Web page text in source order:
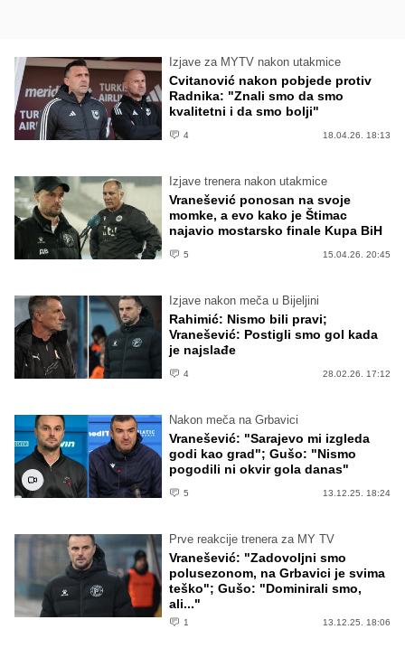
Izjave za MYTV nakon utakmice
Cvitanović nakon pobjede protiv
Radnika: "Znali smo da smo
kvalitetni i da smo bolji"
4 18.04.26. 18:13
Izjave trenera nakon utakmice
Vranešević ponosan na svoje
momke, a evo kako je Štimac
najavio mostarsko finale Kupa BiH
5 15.04.26. 20:45
Izjave nakon meča u Bijeljini
Rahimić: Nismo bili pravi;
Vranešević: Postigli smo gol kada
je najslađe
4 28.02.26. 17:12
Nakon meča na Grbavici
Vranešević: "Sarajevo mi izgleda
godi kao grad"; Gušo: "Nismo
pogodili ni okvir gola danas"
5 13.12.25. 18:24
Prve reakcije trenera za MY TV
Vranešević: "Zadovoljni smo
polusezonom, na Grbavici je svima
teško"; Gušo: "Dominirali smo,
ali..."
1 13.12.25. 18:06